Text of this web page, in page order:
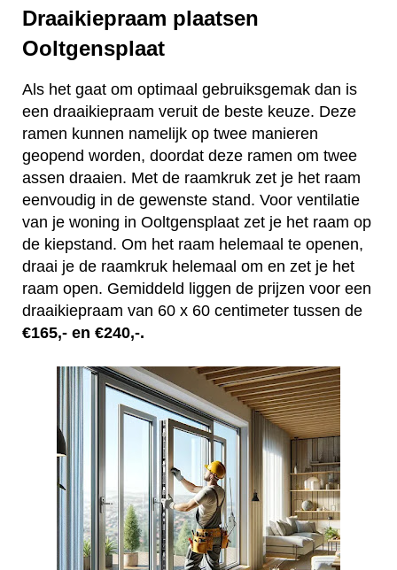
Draaikiepraam plaatsen
Ooltgensplaat
Als het gaat om optimaal gebruiksgemak dan is
een draaikiepraam veruit de beste keuze. Deze
ramen kunnen namelijk op twee manieren
geopend worden, doordat deze ramen om twee
assen draaien. Met de raamkruk zet je het raam
eenvoudig in de gewenste stand. Voor ventilatie
van je woning in Ooltgensplaat zet je het raam op
de kiepstand. Om het raam helemaal te openen,
draai je de raamkruk helemaal om en zet je het
raam open. Gemiddeld liggen de prijzen voor een
draaikiepraam van 60 x 60 centimeter tussen de
€165,- en €240,-.